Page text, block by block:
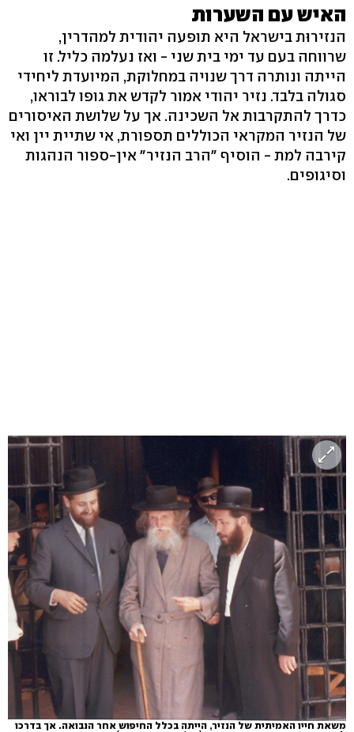
האיש עם השערות
הנזירוּת בישראל היא תופעה יהודית למהדרין,
שרווחה בעם עד ימי בית שני - ואז נעלמה כליל. זו
הייתה ונותרה דרך שנויה במחלוקת, המיועדת ליחידי
סגולה בלבד. נזיר יהודי אמור לקדש את גופו לבוראו,
כדרך להתקרבות אל השכינה. אך על שלושת האיסורים
של הנזיר המקראי הכוללים תספורת, אי שתיית יין ואי
קירבה למת - הוסיף "הרב הנזיר" אין-ספור הנהגות
וסיגופים.
משאת חייו האמיתית של הנזיר, הייתה בכלל החיפוש אחר הנבואה. אך בדרכו